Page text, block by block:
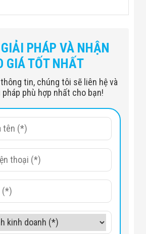
PHÁP VÀ NHẬN
GIÁ TỐT NHẤT
tin, chúng tôi sẽ liên hệ và
phù hợp nhất cho bạn!